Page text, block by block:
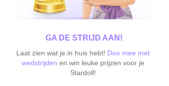
GA DE STRIJD AAN!
Laat zien wat je in huis hebt! Doe mee met
wedstrijden en win leuke prijzen voor je
Stardoll!